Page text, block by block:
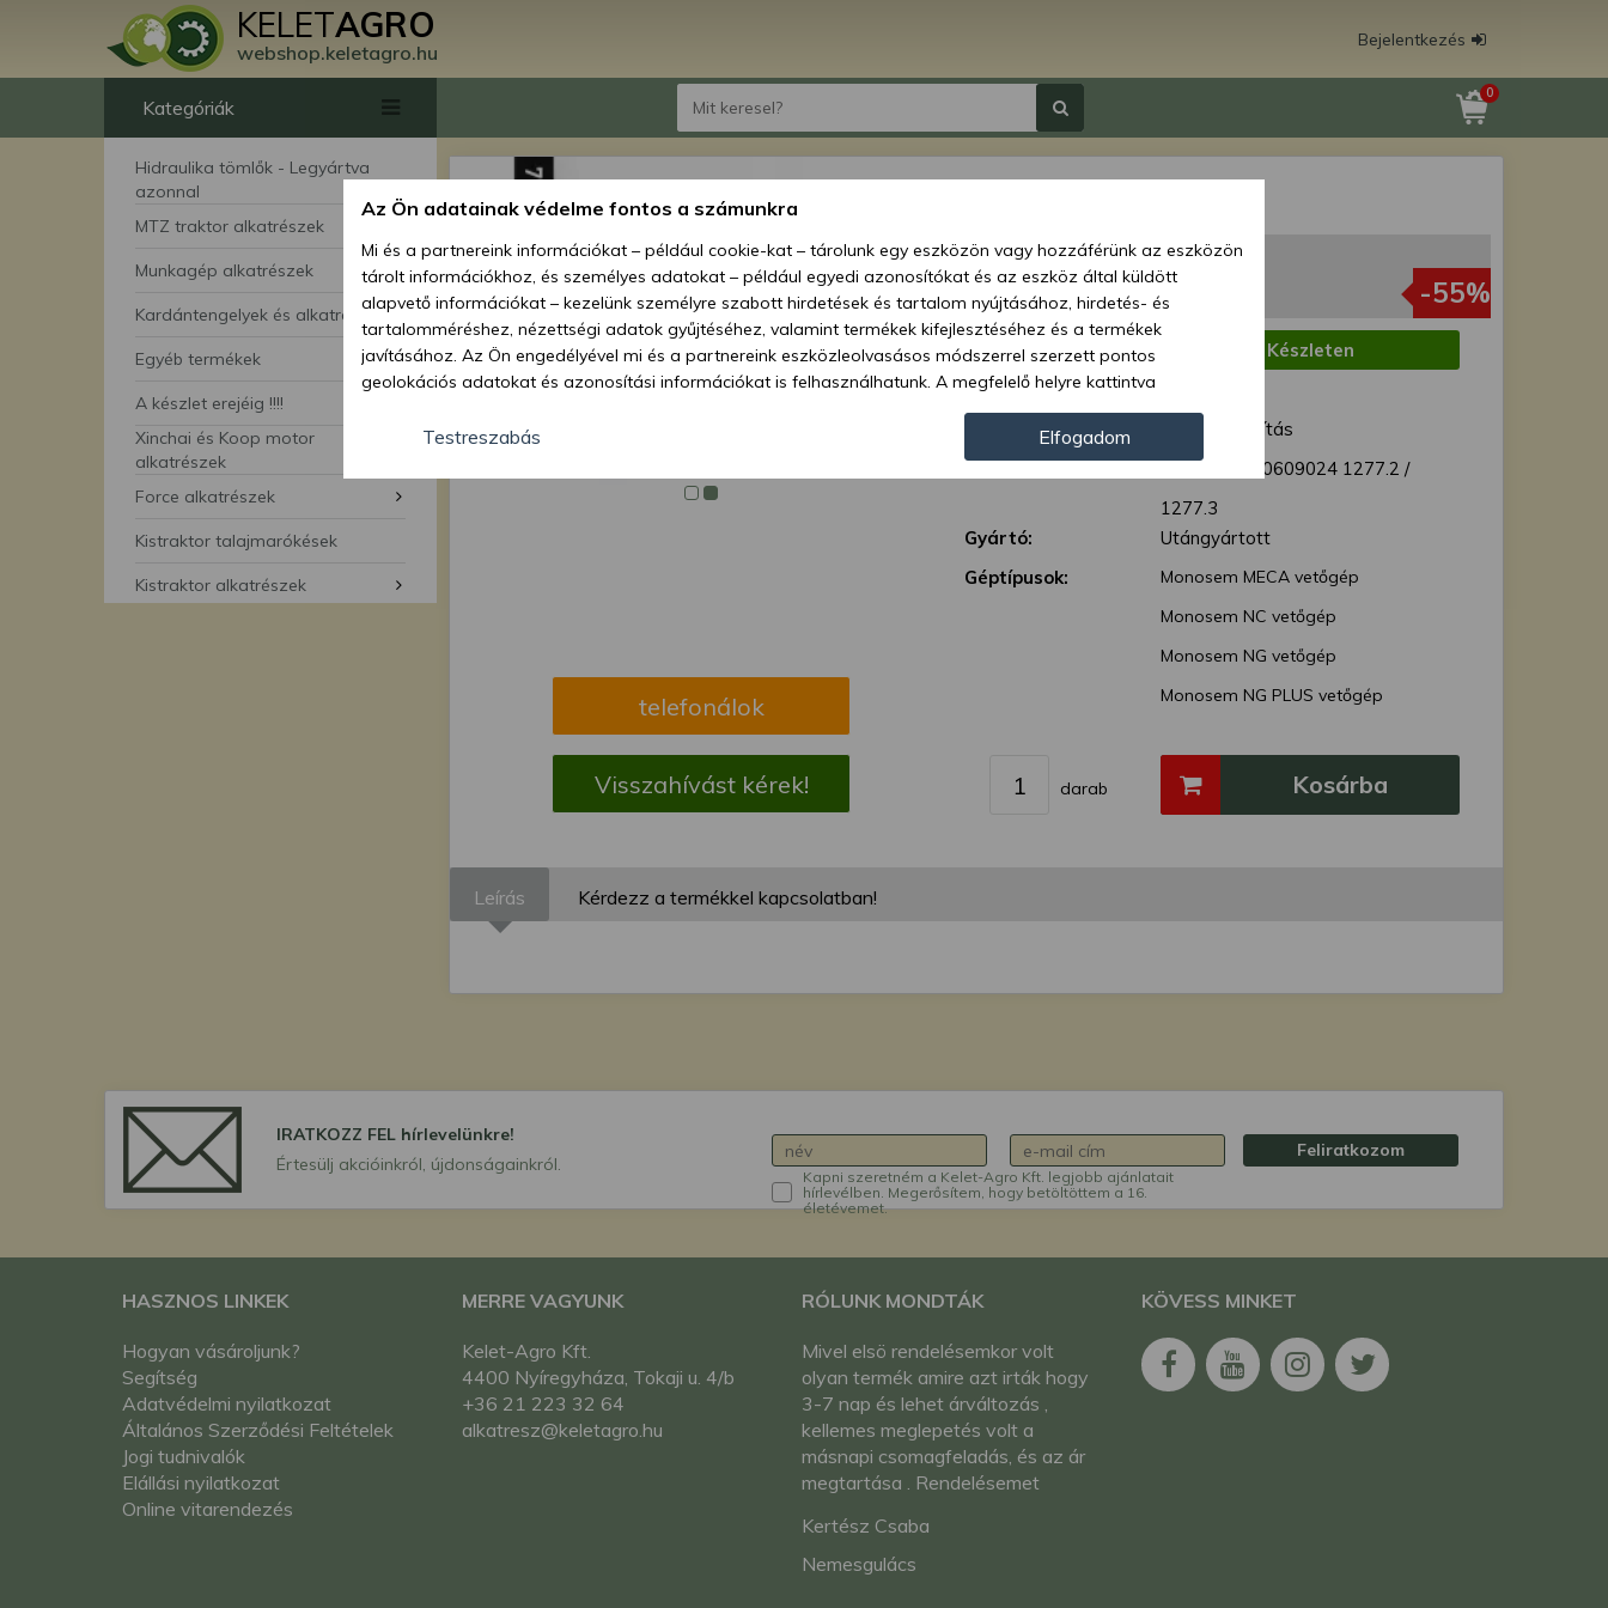
KELETAGRO
webshop.keletagro.hu
Bejelentkezés
Kategóriák
Hidraulika tömlők - Legyártva
azonnal
MTZ traktor alkatrészek
Munkagép alkatrészek
Kardántengelyek és alkatrészei
Egyéb termékek
A készlet erejéig !!!!
Xinchai és Koop motor
alkatrészek
Force alkatrészek
Kistraktor talajmarókések
Kistraktor alkatrészek
0
telefonálok
Visszahívást kérek!
Ár: 1 713 Ft
771 Ft (607 Ft + ÁFA) -55%
Elérhetőség:
Készleten
Szállítás:
Szállítási mód:
Normál szállítás
Cikkszám:
10609050 10609024 1277.2 /
1277.3
Gyártó:
Utángyártott
Géptípusok:
Monosem MECA vetőgép
Monosem NC vetőgép
Monosem NG vetőgép
Monosem NG PLUS vetőgép
Monosem PNU vetőgép
darab Kosárba
Leírás Kérdezz a termékkel kapcsolatban!
IRATKOZZ FEL hírlevelünkre!
Értesülj akcióinkról, újdonságainkról.
Kapni szeretném a Kelet-Agro Kft. legjobb ajánlatait
hírlevélben. Megerősítem, hogy betöltöttem a 16.
életévemet.
Feliratkozom
HASZNOS LINKEK
Hogyan vásároljunk?
Segítség
Adatvédelmi nyilatkozat
Általános Szerződési Feltételek
Jogi tudnivalók
Elállási nyilatkozat
Online vitarendezés
MERRE VAGYUNK
Kelet-Agro Kft.
4400 Nyíregyháza, Tokaji u. 4/b
+36 21 223 32 64
alkatresz@keletagro.hu
RÓLUNK MONDTÁK
Mivel elsö rendelésemkor volt
olyan termék amire azt irták hogy
3-7 nap és lehet árváltozás ,
kellemes meglepetés volt a
másnapi csomagfeladás, és az ár
megtartása . Rendelésemet
érdeklödés is , és teljesen korrekt ,
és pontos tájékoztatást kaptam
Kertész Csaba
Nemesgulács
KÖVESS MINKET
Az Ön adatainak védelme fontos a számunkra
Mi és a partnereink információkat – például cookie-kat – tárolunk egy eszközön vagy hozzáférünk az eszközön
tárolt információkhoz, és személyes adatokat – például egyedi azonosítókat és az eszköz által küldött
alapvető információkat – kezelünk személyre szabott hirdetések és tartalom nyújtásához, hirdetés- és
tartalomméréshez, nézettségi adatok gyűjtéséhez, valamint termékek kifejlesztéséhez és a termékek
javításához. Az Ön engedélyével mi és a partnereink eszközleolvasásos módszerrel szerzett pontos
geolokációs adatokat és azonosítási információkat is felhasználhatunk. A megfelelő helyre kattintva
hozzájárulhat ahhoz, hogy mi és a partnereink a fent leírtak szerint adatkezelést végezzünk. Másik
lehetőségként a hozzájárulás megadása vagy elutasítása előtt részletesebb információkhoz juthat, és
megváltoztathatja beállításait. Felhívjuk figyelmét, hogy személyes adatainak bizonyos kezeléséhez nem
feltétlenül szükséges az Ön hozzájárulása, de jogában áll tiltakozni az ilyen jellegű adatkezelés ellen. A
beállításai csak erre a weboldalra érvényesek. Erre a webhelyre visszatérve vagy az adatvédelmi szabályzatunk
Testreszabás Elfogadom